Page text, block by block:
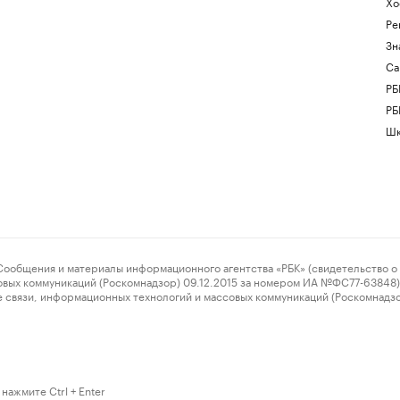
и материалы информационного агентства «РБК» (свидетельство о
коммуникаций (Роскомнадзор) 09.12.2015 за номером ИА №ФС77-63848)
информационных технологий и массовых коммуникаций
Ctrl + Enter